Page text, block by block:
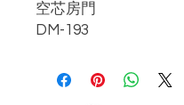
空芯房門
DM-193